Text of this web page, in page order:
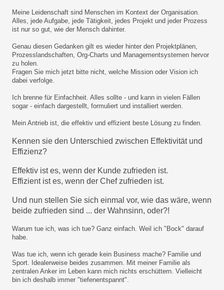
Meine Leidenschaft sind Menschen im Kontext der Organisation.
Alles, jede Aufgabe, jede Tätigkeit, jedes Projekt und jeder Prozess
ist nur so gut, wie der Mensch dahinter.
Genau diesen Gedanken gilt es wieder hinter den Projektplänen,
Prozesslandschaften, Org-Charts und Managementsystemen hervor
zu holen.
Fragen Sie mich jetzt bitte nicht, welche Mission oder Vision ich
dabei verfolge.
Ich brenne für Einfachheit. Alles sollte - und kann in vielen Fällen
sogar - einfach dargestellt, formuliert und installiert werden.
Mein Antrieb ist, die effektiv und effizient beste Lösung zu finden.
Kennen sie den Unterschied zwischen Effektivität und
Effizienz?
Effektiv ist es, wenn der Kunde zufrieden ist.
Effizient ist es, wenn der Chef zufrieden ist.
Und nun stellen Sie sich einmal vor, wie das wäre, wenn
beide zufrieden sind ... der Wahnsinn, oder?!
Warum tue ich, was ich tue? Ganz einfach. Weil ich "Bock" darauf
habe.
Was tue ich, wenn ich gerade kein Business mache? Familie und
Sport. Idealerweise beides zusammen. Mit meiner Familie als
zentralen Anker im Leben kann mich nichts erschüttern. Vielleicht
bin ich deshalb immer "tiefenentspannt".